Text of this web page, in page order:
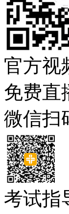
官方视
免费直
微信扫
考试指